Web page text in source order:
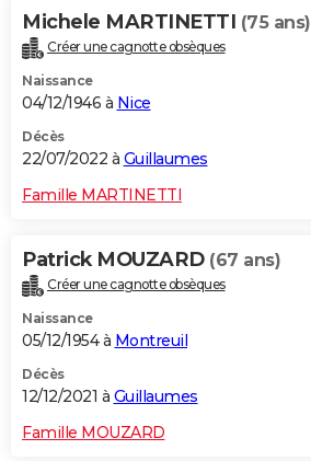
Michele MARTINETTI (75 ans)
Créer une cagnotte obsèques
Naissance
04/12/1946 à Nice
Décès
22/07/2022 à Guillaumes
Famille MARTINETTI
Patrick MOUZARD (67 ans)
Créer une cagnotte obsèques
Naissance
05/12/1954 à Montreuil
Décès
12/12/2021 à Guillaumes
Famille MOUZARD